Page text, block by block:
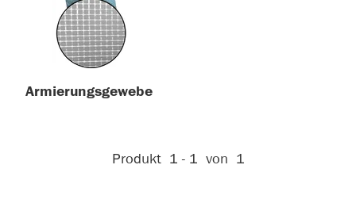
Armierungsgewebe
Aktive Filter:
Produkt 1 - 1 von 1